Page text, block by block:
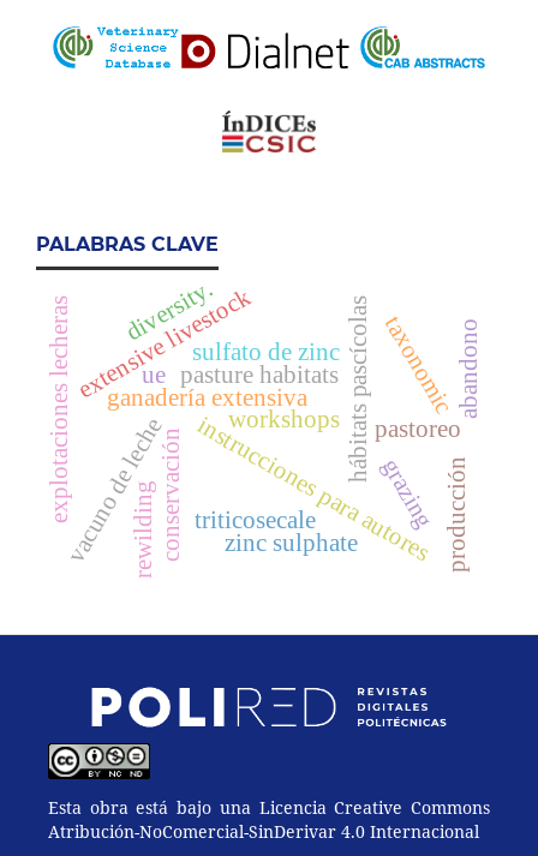
PALABRAS CLAVE
instrucciones para autores
conservación
ganadería extensiva hábitats pascícolas
extensive livestockpasture habitats
workshops
sulfato de zinc
triticosecale
zinc sulphate
vacuno de leche pastoreo
grazing
taxonomic
diversity.
explotaciones lecheras ue
producción
rewilding
abandono
Esta obra está bajo una Licencia Creative Commons
Atribución-NoComercial-SinDerivar 4.0 Internacional